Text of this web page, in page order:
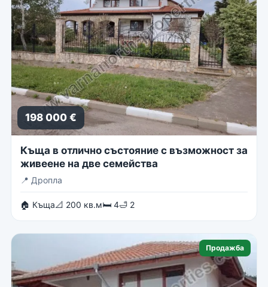
198 000 €
Къща в отлично състояние с възможност за
живеене на две семейства
📍 Дропла
🏠 Къща📐 200 кв.м🛏 4🛁 2
Продажба